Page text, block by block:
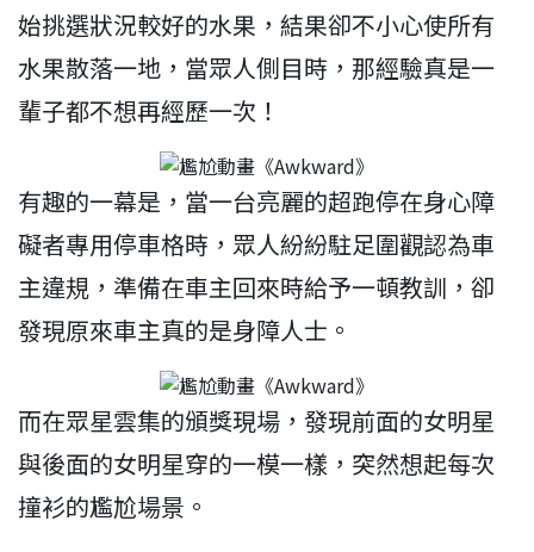
始挑選狀況較好的水果，結果卻不小心使所有
水果散落一地，當眾人側目時，那經驗真是一
輩子都不想再經歷一次！
有趣的一幕是，當一台亮麗的超跑停在身心障
礙者專用停車格時，眾人紛紛駐足圍觀認為車
主違規，準備在車主回來時給予一頓教訓，卻
發現原來車主真的是身障人士。
而在眾星雲集的頒獎現場，發現前面的女明星
與後面的女明星穿的一模一樣，突然想起每次
撞衫的尷尬場景。